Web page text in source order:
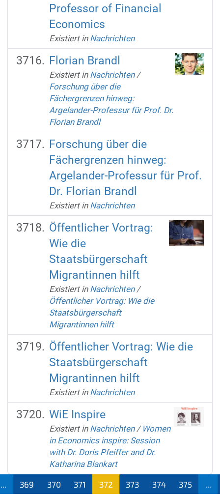
Professor of Financial
Economics
Existiert in Nachrichten
Florian Brandl
Existiert in Nachrichten /
Forschung über die
Fächergrenzen hinweg:
Argelander-Professur für Prof. Dr.
Florian Brandl
Forschung über die
Fächergrenzen hinweg:
Argelander-Professur für Prof.
Dr. Florian Brandl
Existiert in Nachrichten
Öffentlicher Vortrag:
Wie die
Staatsbürgerschaft
Migrantinnen hilft
Existiert in Nachrichten /
Öffentlicher Vortrag: Wie die
Staatsbürgerschaft
Migrantinnen hilft
Öffentlicher Vortrag: Wie die
Staatsbürgerschaft
Migrantinnen hilft
Existiert in Nachrichten
WiE Inspire
Existiert in Nachrichten / Women
in Economics inspire: Session
with Dr. Doris Pfeiffer and Dr.
Katharina Blankart
369 370 371
372
373 374 375